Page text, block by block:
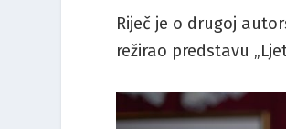
Riječ je o drugoj
režirao predstavu